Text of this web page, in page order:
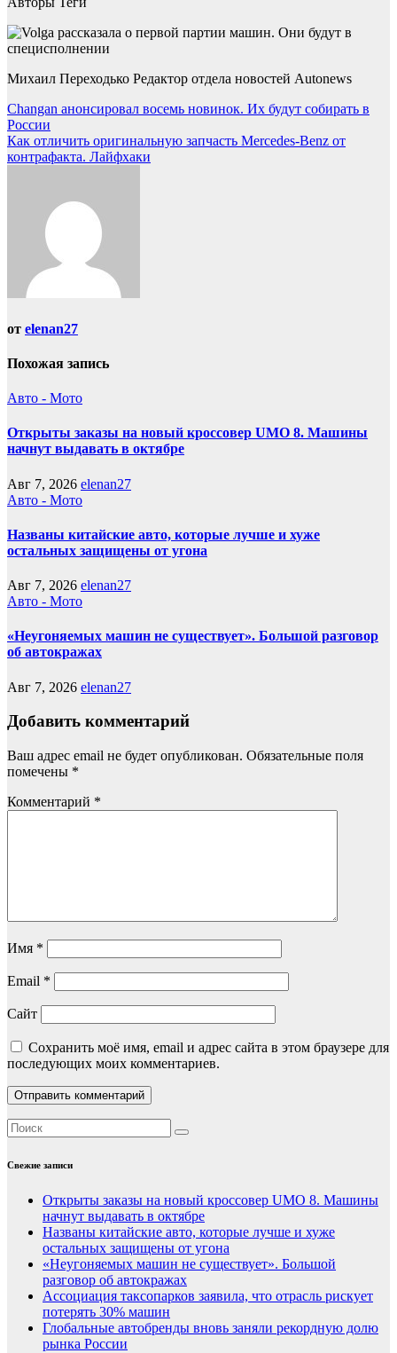
Михаил Переходько Редактор отдела новостей Autonews
Навигация
по
записям
Changan анонсировал восемь новинок. Их будут собирать в
России
Как отличить оригинальную запчасть Mercedes-Benz от
контрафакта. Лайфхаки
от elenan27
Похожая запись
Авто - Мото
Открыты заказы на новый кроссовер UMO 8. Машины
начнут выдавать в октябре
Авг 7, 2026 elenan27
Авто - Мото
Названы китайские авто, которые лучше и хуже
остальных защищены от угона
Авг 7, 2026 elenan27
Авто - Мото
«Неугоняемых машин не существует». Большой разговор
об автокражах
Авг 7, 2026 elenan27
Добавить комментарий
Ваш адрес email не будет опубликован. Обязательные поля
помечены *
Комментарий *
Имя *
Email *
Сайт
Сохранить моё имя, email и адрес сайта в этом браузере для
последующих моих комментариев.
Свежие записи
Открыты заказы на новый кроссовер UMO 8. Машины
начнут выдавать в октябре
Названы китайские авто, которые лучше и хуже
остальных защищены от угона
«Неугоняемых машин не существует». Большой
разговор об автокражах
Ассоциация таксопарков заявила, что отрасль рискует
потерять 30% машин
Глобальные автобренды вновь заняли рекордную долю
рынка России